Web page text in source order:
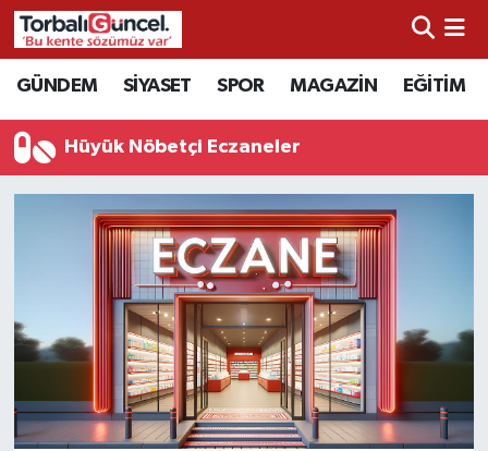
GÜNDEM SİYASET SPOR MAGAZİN EĞİTİM
Hüyük Nöbetçi Eczaneler
İzmir Nöbetçi Eczaneler
İzmir Hava Durumu
İzmir Namaz Vakitleri
İzmir Trafik Yoğunluk Haritası
Süper Lig Puan Durumu ve Fikstür
Tüm Manşetler
Son Dakika Haberleri